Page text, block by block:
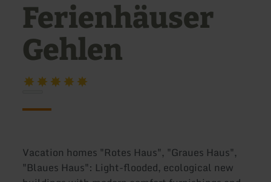
Ferienhäuser
Gehlen
Vacation homes "Rotes Haus", "Graues Haus",
"Blaues Haus": Light-flooded, ecological new